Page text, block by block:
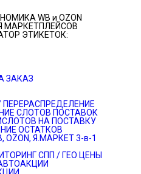
WB и OZON
МАРКЕТПЛЕЙСОВ
ЭТИКЕТОК:
ЗАКАЗ
СЛОТОВ ПОСТАВОК
НА ПОСТАВКУ
ОСТАТКОВ
Я.МАРКЕТ 3-в-1
СПП / ГЕО ЦЕНЫ